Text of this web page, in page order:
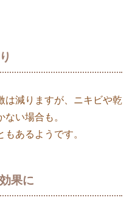
は減りますが、ニキビや乾
い場合も。
あるようです。
果に